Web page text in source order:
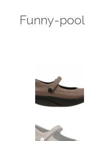
Funny-pool